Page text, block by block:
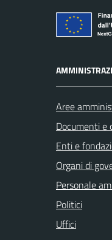
Aree
Documenti e
Enti e
Organi di
Personale
Politici
Uffici